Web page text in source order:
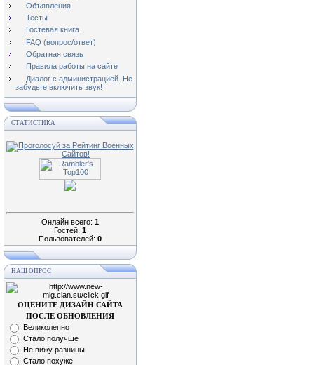
Объявления
Тесты
Гостевая книга
FAQ (вопрос/ответ)
Обратная связь
Правила работы на сайте
Диалог с администрацией. Не
забудьте включить звук!
СТАТИСТИКА
Онлайн всего: 1
Гостей: 1
Пользователей: 0
НАШ ОПРОС
ОЦЕНИТЕ ДИЗАЙН САЙТА
ПОСЛЕ ОБНОВЛЕНИЯ
Великолепно
Стало получше
Не вижу разницы
Стало похуже